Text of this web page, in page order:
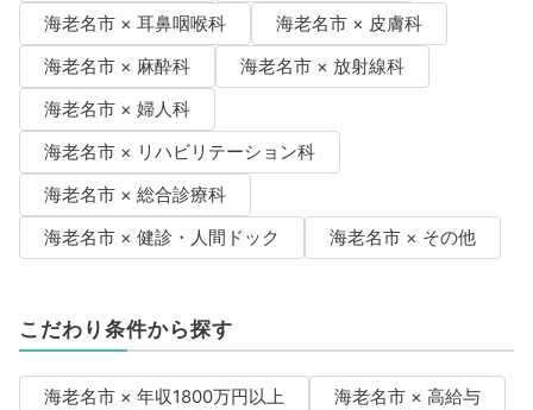
海老名市 × 耳鼻咽喉科
海老名市 × 皮膚科
海老名市 × 麻酔科
海老名市 × 放射線科
海老名市 × 婦人科
海老名市 × リハビリテーション科
海老名市 × 総合診療科
海老名市 × 健診・人間ドック
海老名市 × その他
こだわり条件から探す
海老名市 × 年収1800万円以上
海老名市 × 高給与